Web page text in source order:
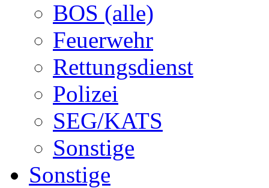
BOS (alle)
Feuerwehr
Rettungsdienst
Polizei
SEG/KATS
Sonstige
Sonstige